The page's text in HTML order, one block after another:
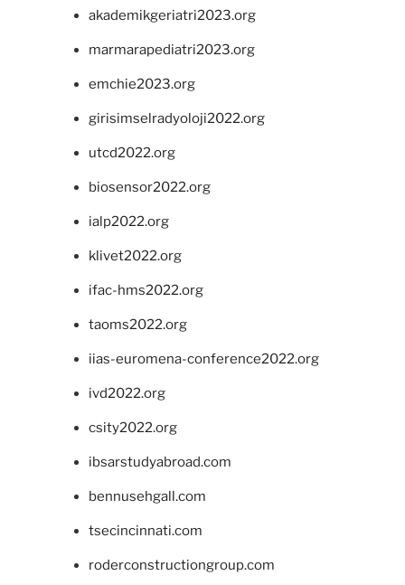
akademikgeriatri2023.org
marmarapediatri2023.org
emchie2023.org
girisimselradyoloji2022.org
utcd2022.org
biosensor2022.org
ialp2022.org
klivet2022.org
ifac-hms2022.org
taoms2022.org
iias-euromena-conference2022.org
ivd2022.org
csity2022.org
ibsarstudyabroad.com
bennusehgall.com
tsecincinnati.com
roderconstructiongroup.com